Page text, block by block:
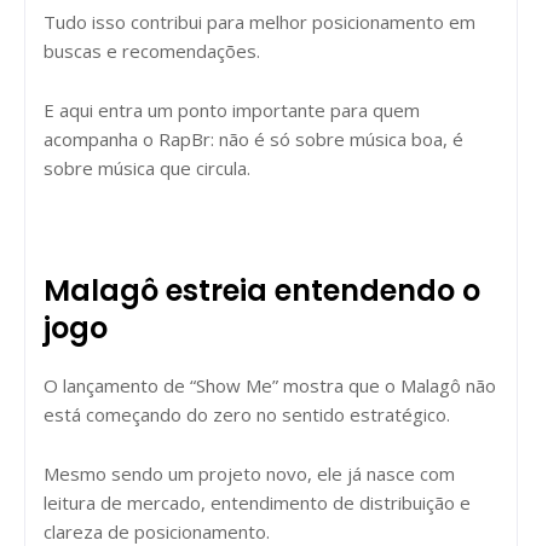
Tudo isso contribui para melhor posicionamento em
buscas e recomendações.
E aqui entra um ponto importante para quem
acompanha o RapBr: não é só sobre música boa, é
sobre música que circula.
Malagô estreia entendendo o
jogo
O lançamento de “Show Me” mostra que o Malagô não
está começando do zero no sentido estratégico.
Mesmo sendo um projeto novo, ele já nasce com
leitura de mercado, entendimento de distribuição e
clareza de posicionamento.